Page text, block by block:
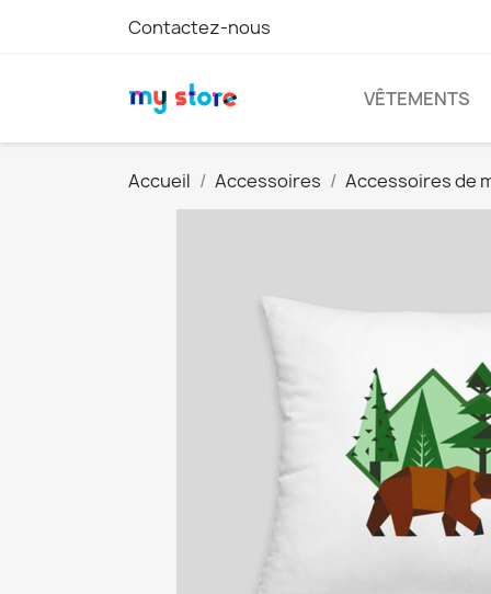
Contactez-nous
VÊTEMENTS
Accueil Accessoires Accessoires de